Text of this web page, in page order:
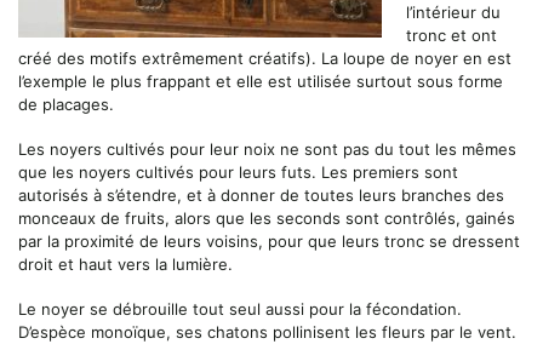
l’intérieur du
tronc et ont
créé des motifs extrêmement créatifs). La loupe de noyer en est
l’exemple le plus frappant et elle est utilisée surtout sous forme
de placages.
Les noyers cultivés pour leur noix ne sont pas du tout les mêmes
que les noyers cultivés pour leurs futs. Les premiers sont
autorisés à s’étendre, et à donner de toutes leurs branches des
monceaux de fruits, alors que les seconds sont contrôlés, gainés
par la proximité de leurs voisins, pour que leurs tronc se dressent
droit et haut vers la lumière.
Le noyer se débrouille tout seul aussi pour la fécondation.
D’espèce monoïque, ses chatons pollinisent les fleurs par le vent.